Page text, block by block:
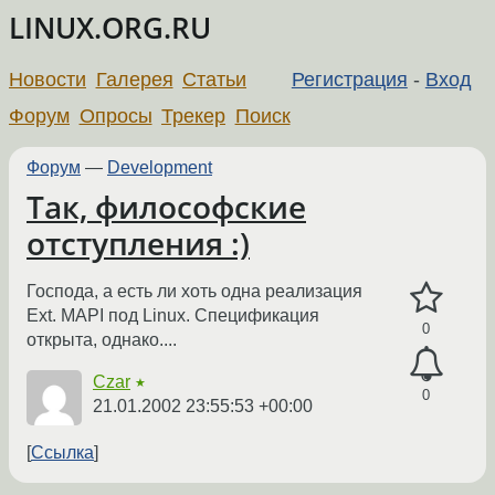
LINUX.ORG.RU
Регистрация - Вход
Новости Галерея Статьи
Форум Опросы Трекер Поиск
Форум — Development
Так, философские
отступления :)
0
0
Господа, а есть ли хоть одна реализация
Ext. MAPI под Linux. Спецификация
открыта, однако....
Czar ★
21.01.2002 23:55:53 +00:00
Ссылка